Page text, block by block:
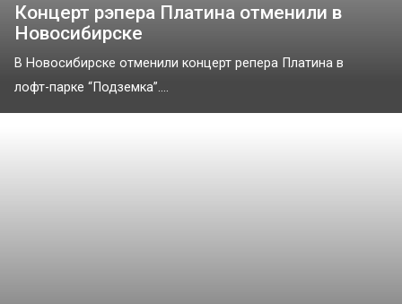
Концерт рэпера Платина отменили в
Новосибирске
В Новосибирске отменили концерт репера Платина в
лофт-парке “Подземка”....